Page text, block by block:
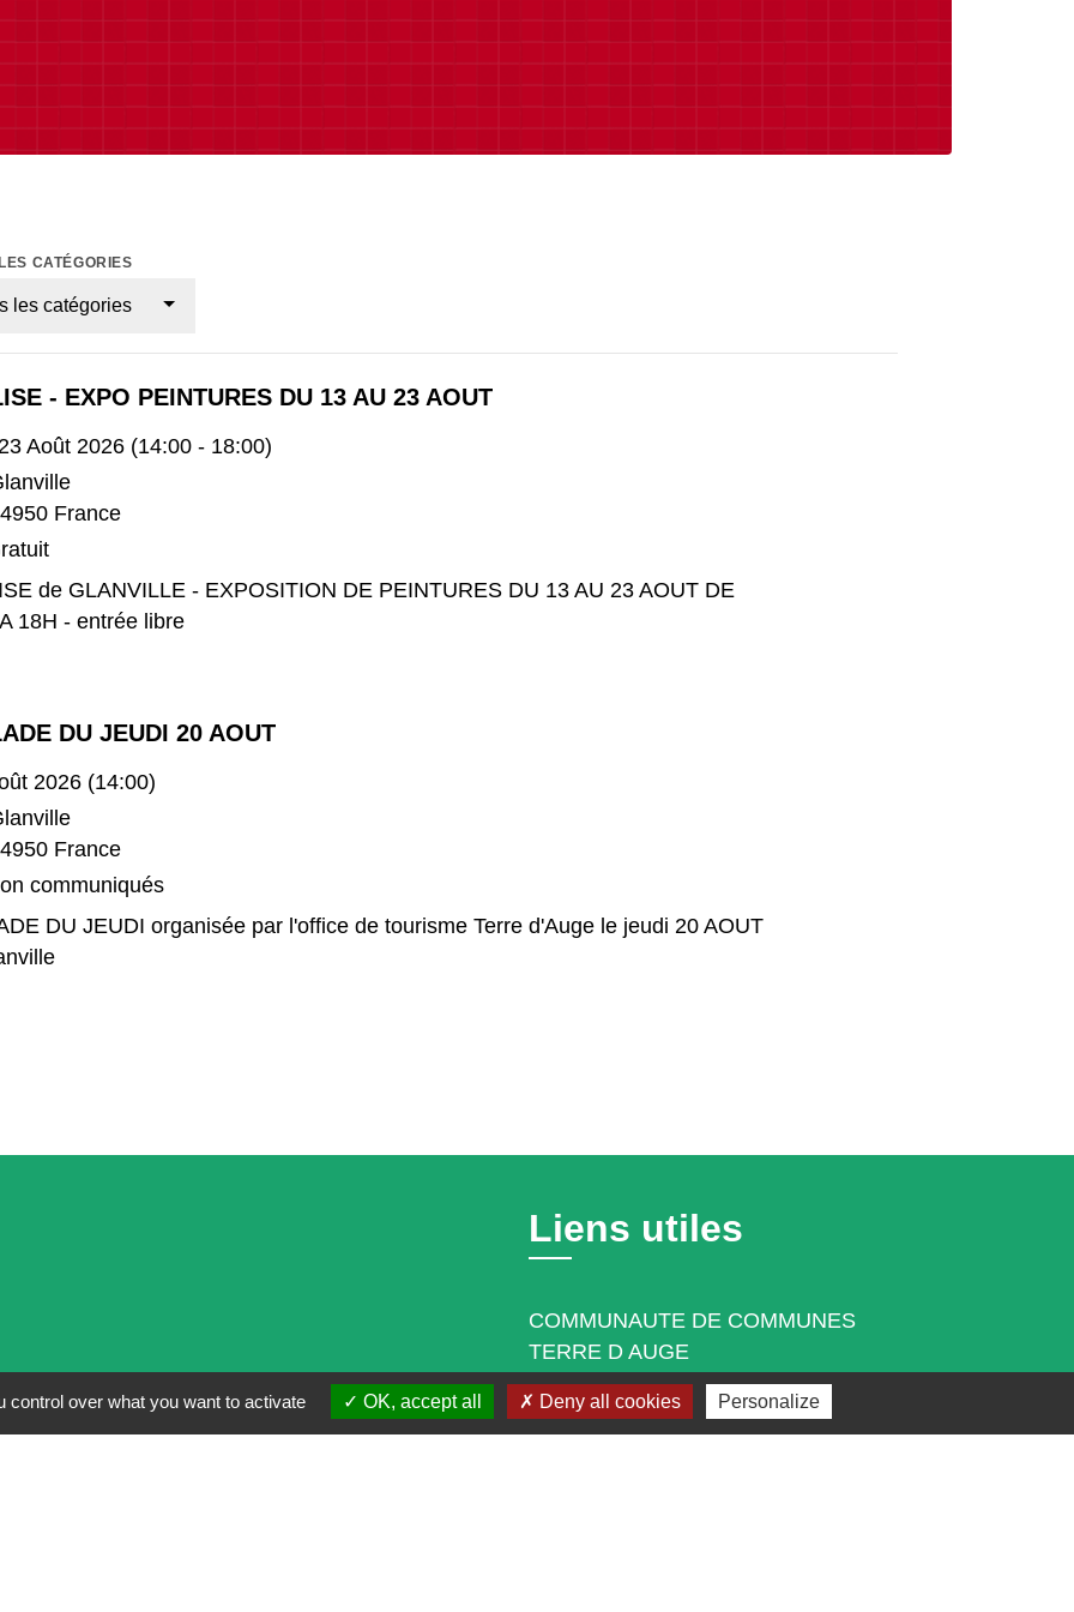
CATÉGORIES
les catégories
- EXPO PEINTURES DU 13 AU 23 AOUT
Août 2026 (14:00 - 18:00)
France
de GLANVILLE - EXPOSITION DE PEINTURES DU 13 AU 23 AOUT DE
18H - entrée libre
DU JEUDI 20 AOUT
2026 (14:00)
France
communiqués
DU JEUDI organisée par l'office de tourisme Terre d'Auge le jeudi 20 AOUT
Liens utiles
COMMUNAUTE DE COMMUNES
TERRE D AUGE
CLIC du Pays d'Auge Nord
MAISON FRANCE SERVICES
over what you want to activate OK, accept all Deny all cookies Personalize